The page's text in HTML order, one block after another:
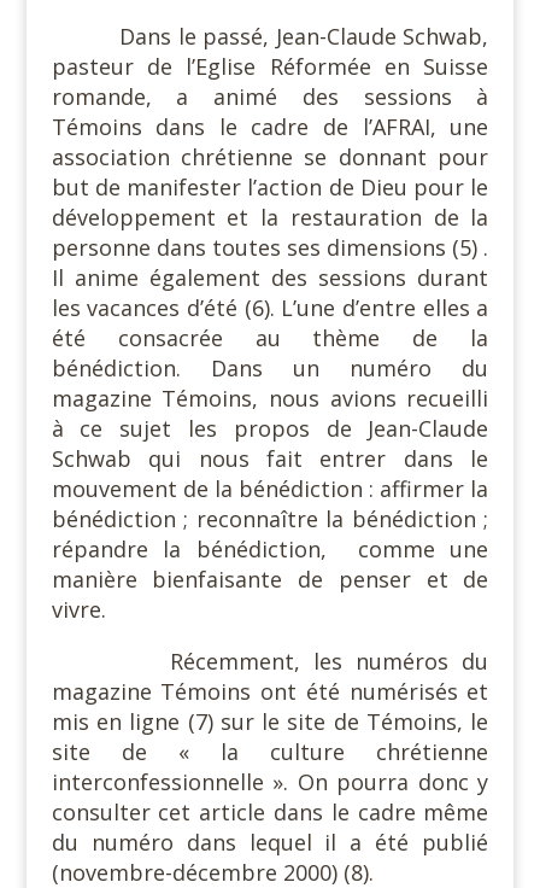
Dans le passé, Jean-Claude Schwab,
pasteur de l’Eglise Réformée en Suisse
romande, a animé des sessions à
Témoins dans le cadre de l’AFRAI, une
association chrétienne se donnant pour
but de manifester l’action de Dieu pour le
développement et la restauration de la
personne dans toutes ses dimensions (5) .
Il anime également des sessions durant
les vacances d’été (6). L’une d’entre elles a
été consacrée au thème de la
bénédiction. Dans un numéro du
magazine Témoins, nous avions recueilli
à ce sujet les propos de Jean-Claude
Schwab qui nous fait entrer dans le
mouvement de la bénédiction : affirmer la
bénédiction ; reconnaître la bénédiction ;
répandre la bénédiction,
comme une
manière bienfaisante de penser et de
vivre.
Récemment, les numéros du
magazine Témoins ont été numérisés et
mis en ligne (7) sur le site de Témoins, le
site de « la culture chrétienne
interconfessionnelle ». On pourra donc y
consulter cet article dans le cadre même
du numéro dans lequel il a été publié
(novembre-décembre 2000) (8).